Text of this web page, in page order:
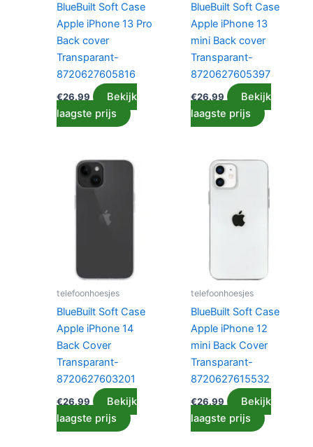
BlueBuilt Soft Case
Apple iPhone 13 Pro
Back cover
Transparant-
8720627605816
€26.99
Bekijk
laagste prijs
BlueBuilt Soft Case
Apple iPhone 13
mini Back cover
Transparant-
8720627605397
€26.99
Bekijk
laagste prijs
telefoonhoesjes
BlueBuilt Soft Case
Apple iPhone 14
Back Cover
Transparant-
8720627603201
€26.99
Bekijk
laagste prijs
telefoonhoesjes
BlueBuilt Soft Case
Apple iPhone 12
mini Back Cover
Transparant-
8720627615532
€26.99
Bekijk
laagste prijs